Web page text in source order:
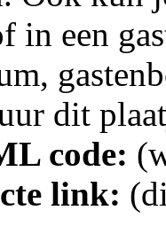
in een
dit
code:
link: